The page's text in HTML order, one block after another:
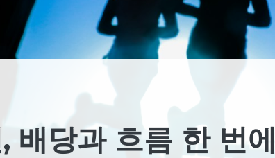
배당과 흐름 한 번에